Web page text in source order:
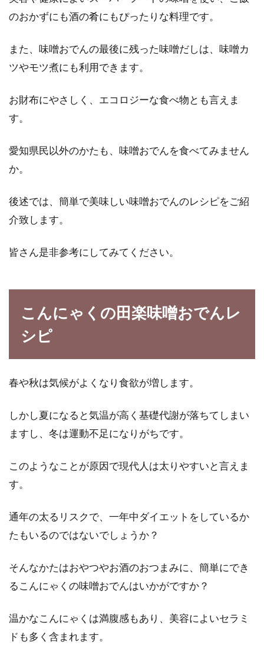
老若男女問わず、ウォーキングがブームです。
費のため...
カロリーオフなら食べてみたい！ヘ
ダイエット中だからといって、何も甘いものを
に！ダイエット成功のコツ！
どらないのが...
で活かすおすすめの方法
ダイエットをする時には野菜が欠かせません。
ットをし...
のどっちを気にすべき？
も、気にしな...
米ぬかには、ダイエット効果があ
る！？米ぬかのパワーとは！
のおかずにも酒の肴にもぴったりな料理です。
また、味噌おでんの最後に残った味噌だしは、味噌カ
ツやモツ煮にも利用できます。
お財布にやさしく、エコロジーな食べ物とも言えま
す。
愛知県民以外のかたも、味噌おでんを食べてみません
か。
後述では、簡単で美味しい味噌おでんのレシピをご紹
介致します。
皆さん是非参考にしてみてください。
こんにゃくの田楽味噌おでんレ
シピ
春や秋は気候がよくなり食欲が増します。
しかし夏になると気温が高く基礎代謝が落ちてしまい
ますし、冬は運動不足になりがちです。
このようなことが原因で現代人は太りやすいと言えま
す。
通年の太るリスクで、一年中ダイエットをしているか
たもいるのではないでしょうか？
そんなかたはおやつやお酒のおつまみに、簡単にでき
るこんにゃくの味噌おでんはいかがですか？
温かなこんにゃくは満腹感もあり、美容によいセラミ
ドも多く含まれます。